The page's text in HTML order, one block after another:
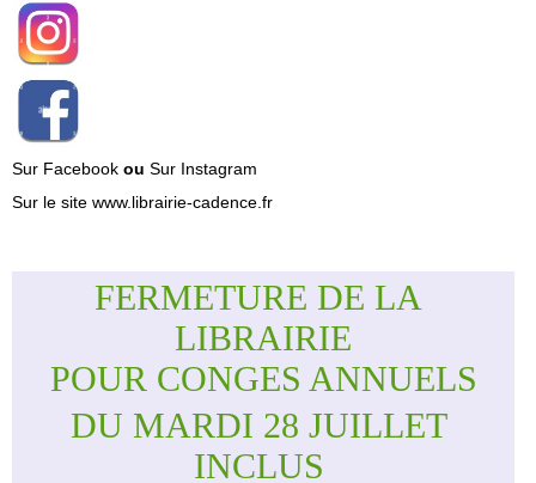
Sur Facebook ou Sur Instagram
Sur le site www.librairie-cadence.fr
FERMETURE DE LA
LIBRAIRIE
POUR CONGES ANNUELS
DU MARDI 28 JUILLET
INCLUS